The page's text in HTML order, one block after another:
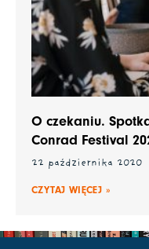
O czekaniu.
Conrad Festival
22 października 2020
CZYTAJ WIĘCEJ »